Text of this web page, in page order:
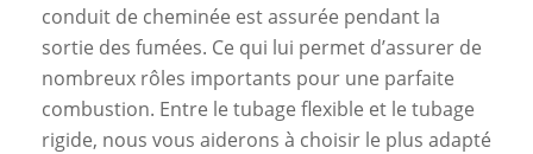
conduit de cheminée est assurée pendant la
sortie des fumées. Ce qui lui permet d’assurer de
nombreux rôles importants pour une parfaite
combustion. Entre le tubage flexible et le tubage
rigide, nous vous aiderons à choisir le plus adapté